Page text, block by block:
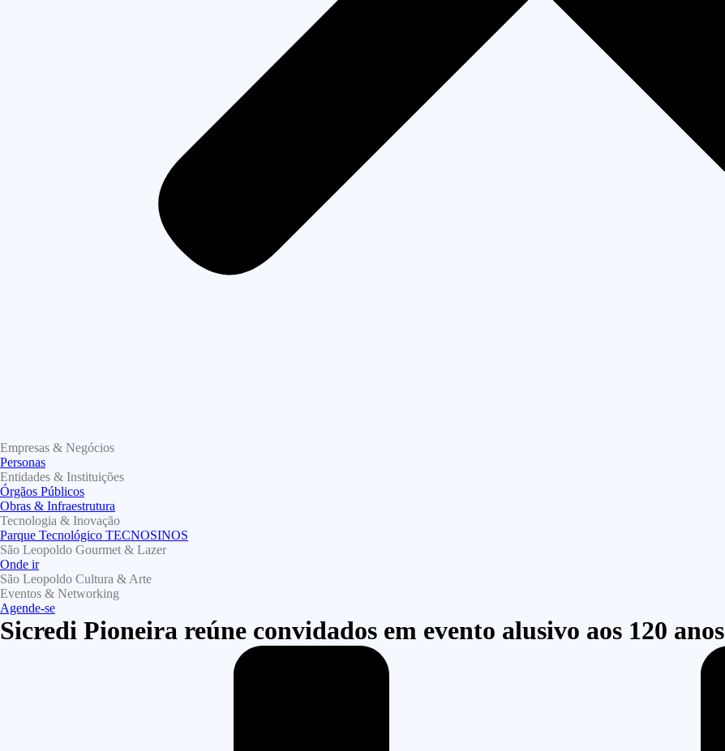
Empresas & Negócios
Personas
Entidades & Instituições
Órgãos Públicos
Obras & Infraestrutura
Tecnologia & Inovação
Parque Tecnológico TECNOSINOS
São Leopoldo Gourmet & Lazer
Onde ir
São Leopoldo Cultura & Arte
Eventos & Networking
Agende-se
Sicredi Pioneira reúne convidados em evento alusivo aos 120 anos